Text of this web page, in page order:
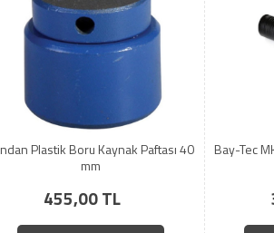
Plastik Boru Kaynak Paftası 40
mm
455,00 TL
Bay-Tec